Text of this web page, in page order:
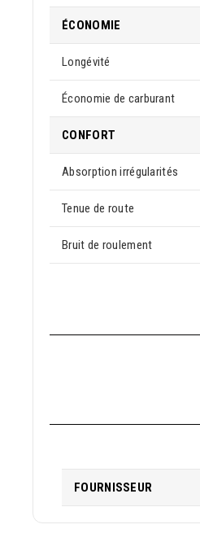
ÉCONOMIE
Longévité
Économie de carburant
CONFORT
Absorption irrégularités
Tenue de route
Bruit de roulement
FOURNISSEUR